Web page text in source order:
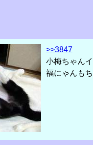
>>3847
小梅ちゃん
福にゃんも